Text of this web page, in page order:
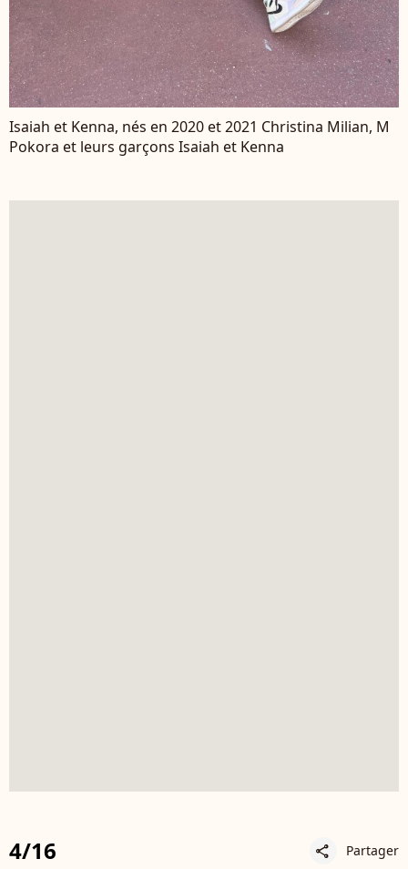
Isaiah et Kenna, nés en 2020 et 2021 Christina Milian, M
Pokora et leurs garçons Isaiah et Kenna
4/16 share Partager